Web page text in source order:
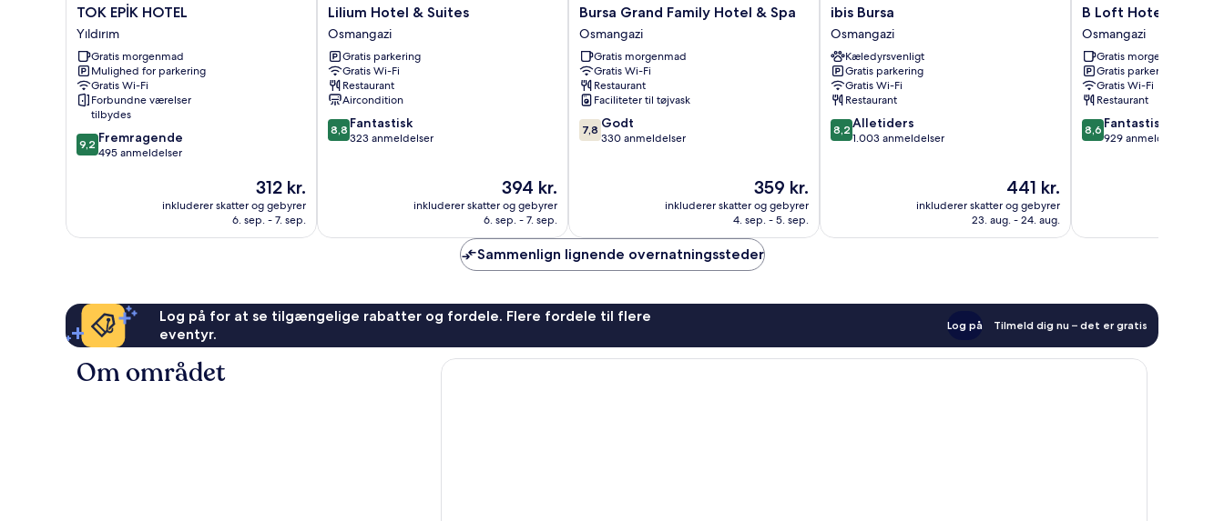
TOK
EPİK
HOTEL
Yıldırım
TOK EPİK HOTEL
Yıldırım
Gratis morgenmad
Mulighed for parkering
Gratis Wi-Fi
Forbundne værelser
tilbydes
9.2
ud
anmeldelser
9,2 Fremragende
495 anmeldelser
Prisen
312 kr.
312 kr.
inkluderer skatter og gebyrer
6. sep. - 7. sep.
Lilium
Hotel
&
Suites
Osmangazi
Lilium Hotel & Suites
Osmangazi
Gratis parkering
Gratis Wi-Fi
Restaurant
Aircondition
8.8
ud
8,8 Fantastisk
323 anmeldelser
Prisen
394 kr.
394 kr.
inkluderer skatter og gebyrer
6. sep. - 7. sep.
Bursa
Grand
Family
Hotel
&
Spa
Osmangazi
Bursa Grand Family Hotel & Spa
Osmangazi
Gratis morgenmad
Gratis Wi-Fi
Restaurant
Faciliteter til tøjvask
7.8
ud
7,8 Godt
330 anmeldelser
Prisen
359 kr.
359 kr.
inkluderer skatter og gebyrer
4. sep. - 5. sep.
ibis
Bursa
Osmangazi
ibis Bursa
Osmangazi
Kæledyrsvenligt
Gratis parkering
Gratis Wi-Fi
Restaurant
8.2
ud
8,2 Alletiders
1.003 anmeldelser
Prisen
441 kr.
441 kr.
inkluderer skatter og gebyrer
23. aug. - 24. aug.
B
Loft
Hotel
Bursa
Osmangazi
B Loft Hotel Bursa
Osmangazi
Gratis morgenmad
Gratis parkering
Gratis Wi-Fi
Restaurant
8.6
ud
8,6 Fantastisk
929 anmeldelser
Sammenlign lignende overnatningssteder
Log på for at se tilgængelige rabatter og fordele. Flere fordele til flere
eventyr.
Log på Tilmeld dig nu – det er gratis
Om området